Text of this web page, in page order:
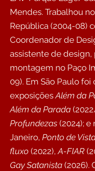
Mendes. Trabalhou
República (2004-08)
Coordenador de
assistente de design,
montagem no Paço
09). Em São Paulo foi
exposiçõesAlém da
Além da Parada
Profundezas (2024); e
Janeiro, Ponto de
fluxo (2022),A-FIAR
Gay Satanista (2026).